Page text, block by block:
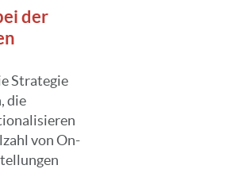
der
Strategie
die
von On-